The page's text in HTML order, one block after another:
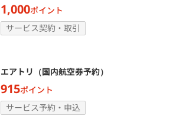
1,000ポイント
サービス契約・取引
エアトリ（国内航空券予約）
915ポイント
サービス予約・申込